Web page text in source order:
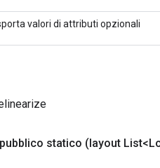
valori di attributi opzionali
pubblico statico (layout